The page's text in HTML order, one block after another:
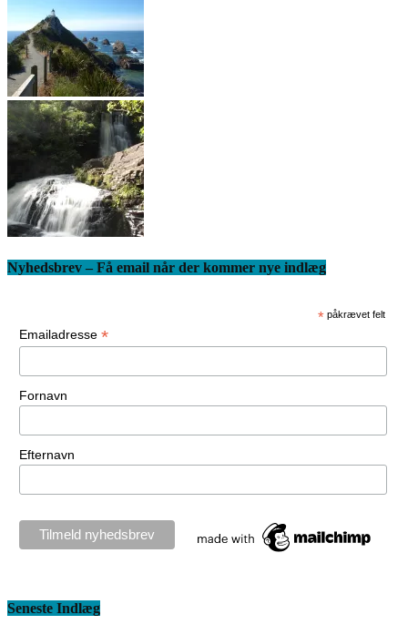
Nyhedsbrev – Få email når der kommer nye indlæg
* påkrævet felt
Emailadresse *
Fornavn
Efternavn
Seneste Indlæg